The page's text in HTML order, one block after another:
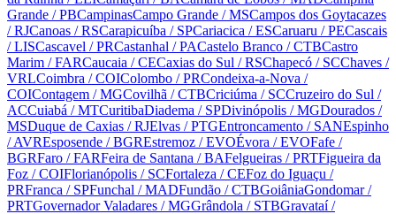
Grande / PBCampinasCampo Grande / MSCampos dos Goytacazes
/ RJCanoas / RSCarapicuíba / SPCariacica / ESCaruaru / PECascais
/ LISCascavel / PRCastanhal / PACastelo Branco / CTBCastro
Marim / FARCaucaia / CECaxias do Sul / RSChapecó / SCChaves /
VRLCoimbra / COIColombo / PRCondeixa-a-Nova /
COIContagem / MGCovilhã / CTBCriciúma / SCCruzeiro do Sul /
ACCuiabá / MTCuritibaDiadema / SPDivinópolis / MGDourados /
MSDuque de Caxias / RJElvas / PTGEntroncamento / SANEspinho
/ AVREsposende / BGREstremoz / EVOÉvora / EVOFafe /
BGRFaro / FARFeira de Santana / BAFelgueiras / PRTFigueira da
Foz / COIFlorianópolis / SCFortaleza / CEFoz do Iguaçu /
PRFranca / SPFunchal / MADFundão / CTBGoiâniaGondomar/
PRTGovernador Valadares / MGGrândola / STBGravataí/